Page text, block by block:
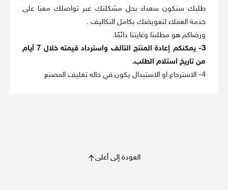
طلبك سنكون سعداء بحل مشكلتك عبر تواصلك معنا على
خدمة العملاء لتعويضك بكامل التكاليف .
ورضاكم هو مطلبنا وغايتنا دائمًا.
3- يمكنكم إعادة المنتج التالف واسترداد قيمته خلال 7 أيام
من تاريخ استلام الطلب.
4- الاسترجاع او الاستبدال يكون في حاله تغليف المصنع
العودة إلى أعلى